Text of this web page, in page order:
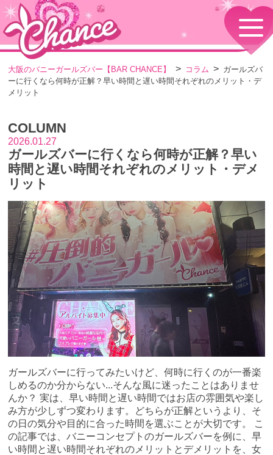
HOME
TOPページ
コンセプト
GIRLS
メニュー・料金
EVENTS
SHOP
店舗情報・よくある質問
VISITORS TO JAPAN
外国人観光客向け
RECRUIT
採用情報
大阪のバニーガールズバー【BAR CHANCE】 コラム
ガールズバ
ーに行くなら何時が正解？早い時間と遅い時間それぞれのメリット・デ
メリット
COLUMN
2026.01.27
ガールズバーに行くなら何時が正解？早い
時間と遅い時間それぞれのメリット・デメ
リット
ガールズバーに行ってみたいけど、何時に行くのが一番楽
しめるのか分からない...そんな風に迷ったことはありませ
んか？ 実は、早い時間と遅い時間ではお店の雰囲気や楽し
み方が少しずつ変わります。どちらが正解というより、そ
の日の気分や目的に合った時間を選ぶことが大切です。 こ
の記事では、バニーコンセプトのガールズバーを例に、早
い時間と遅い時間それぞれのメリットとデメリットを、女